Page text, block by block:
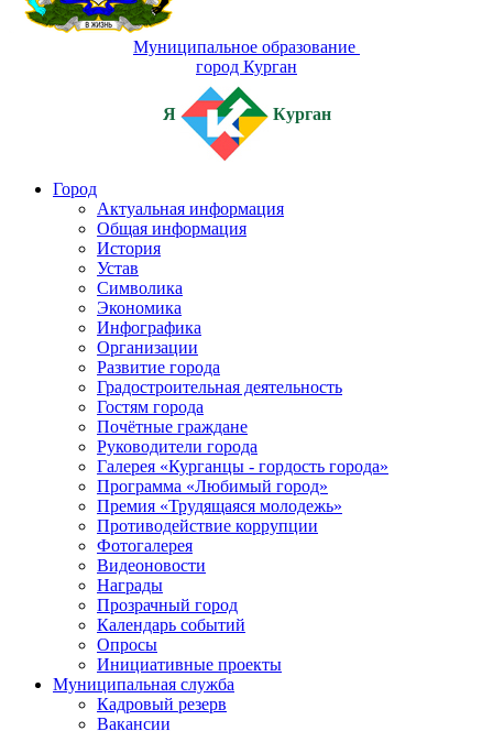
Муниципальное образование
город Курган
Я Курган
Город
Актуальная информация
Общая информация
История
Устав
Символика
Экономика
Инфографика
Организации
Развитие города
Градостроительная деятельность
Гостям города
Почётные граждане
Руководители города
Галерея «Курганцы - гордость города»
Программа «Любимый город»
Премия «Трудящаяся молодежь»
Противодействие коррупции
Фотогалерея
Видеоновости
Награды
Прозрачный город
Календарь событий
Опросы
Инициативные проекты
Муниципальная служба
Кадровый резерв
Вакансии